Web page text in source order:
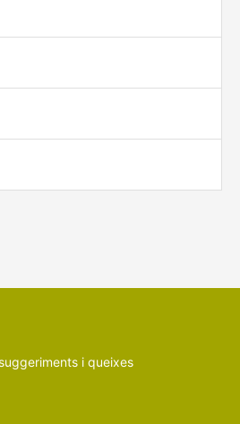
i queixes